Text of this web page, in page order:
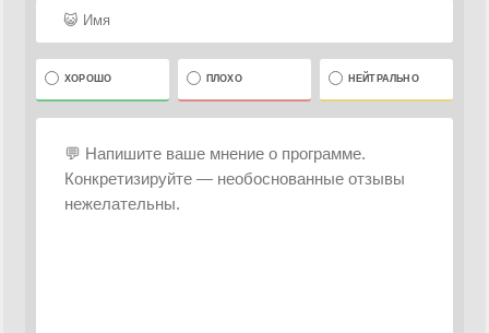
ХОРОШО ПЛОХО НЕЙТРАЛЬНО